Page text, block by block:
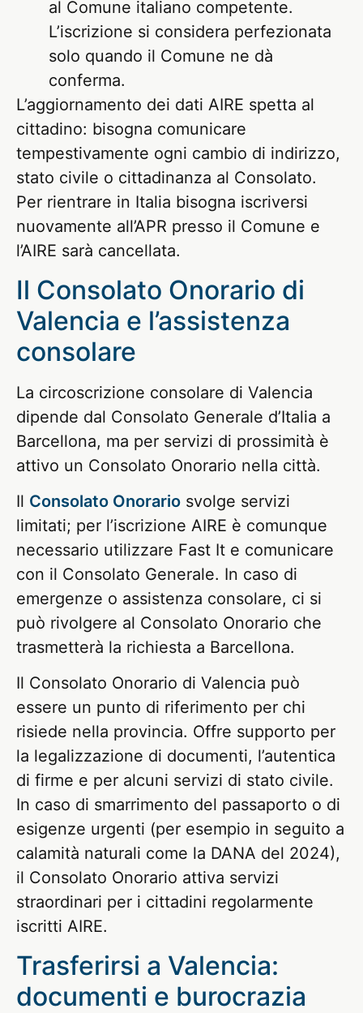
al Comune italiano competente.
L’iscrizione si considera perfezionata
solo quando il Comune ne dà
conferma.
L’aggiornamento dei dati AIRE spetta al
cittadino: bisogna comunicare
tempestivamente ogni cambio di indirizzo,
stato civile o cittadinanza al Consolato.
Per rientrare in Italia bisogna iscriversi
nuovamente all’APR presso il Comune e
l’AIRE sarà cancellata.
Il Consolato Onorario di
Valencia e l’assistenza
consolare
La circoscrizione consolare di Valencia
dipende dal Consolato Generale d’Italia a
Barcellona, ma per servizi di prossimità è
attivo un Consolato Onorario nella città.
Il Consolato Onorario svolge servizi
limitati; per l’iscrizione AIRE è comunque
necessario utilizzare Fast It e comunicare
con il Consolato Generale. In caso di
emergenze o assistenza consolare, ci si
può rivolgere al Consolato Onorario che
trasmetterà la richiesta a Barcellona.
Il Consolato Onorario di Valencia può
essere un punto di riferimento per chi
risiede nella provincia. Offre supporto per
la legalizzazione di documenti, l’autentica
di firme e per alcuni servizi di stato civile.
In caso di smarrimento del passaporto o di
esigenze urgenti (per esempio in seguito a
calamità naturali come la DANA del 2024),
il Consolato Onorario attiva servizi
straordinari per i cittadini regolarmente
iscritti AIRE.
Trasferirsi a Valencia:
documenti e burocrazia